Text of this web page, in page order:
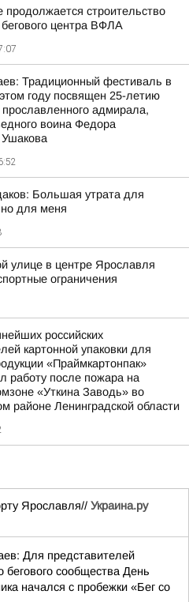
строительство
бегового центра ВФЛА
Традиционный фестиваль в
году посвящен 25-летию
прославленного адмирала,
воина Федора
Большая утрата для
для меня
улице в центре Ярославля
ограничения
российских
картонной упаковки для
«Праймкартонпак»
работу после пожара на
«Уткина Заводь» во
районе Ленинградской области
Ярославля// Украина.ру
Для представителей
бегового сообщества День
начался с пробежки «Бег со